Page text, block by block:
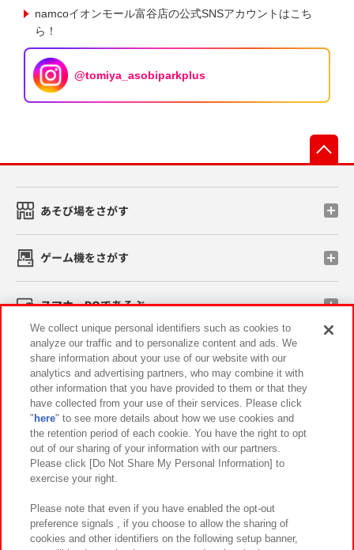
namcoイオンモール富谷店の公式SNSアカウントはこち
ら！
@tomiya_asobiparkplus
あそび場をさがす
ゲーム機をさがす
スマホ・PCであそぶ
イベント・キャンペーン
関連会社 サステナビリティ サイトポリシー
プライバシーポリシー ウェブアクセシビリティ方針と検証結果
お取引先さまとともに
カスタマーハラスメント対応方針 よくあるご質問・お問い合わせ
We collect unique personal identifiers such as cookies to
analyze our traffic and to personalize content and ads. We
share information about your use of our website with our
analytics and advertising partners, who may combine it with
other information that you have provided to them or that they
have collected from your use of their services. Please click
" here" to see more details about how we use cookies and
the retention period of each cookie. You have the right to opt
out of our sharing of your information with our partners.
Please click [Do Not Share My Personal Information] to
exercise your right.
Please note that even if you have enabled the opt-out
preference signals , if you choose to allow the sharing of
cookies and other identifiers on the following setup banner,